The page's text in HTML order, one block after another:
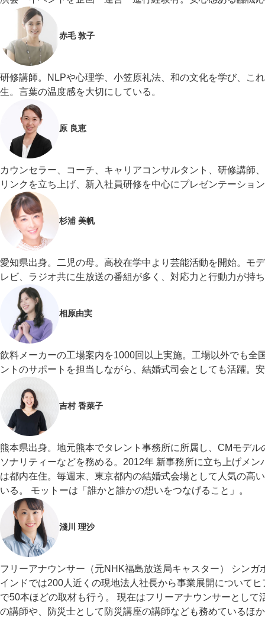
赤毛 敦子
研修講師。NLPや心理学、小笠原礼法、和の文化を学び、こ
生。言葉の温度感を大切にしている。
原 良恵
カウンセラー、コーチ、キャリアコンサルタント、研修講師
リンクを立ち上げ、新入社員研修を中心にプレゼンテーショ
杉浦 美帆
愛知県出身。二児の母。高校在学中より芸能活動を開始。モ
レビ、ラジオ共に生放送の番組が多く、対応力と行動力が持
相原由実
飲料メーカーの工場案内を1000回以上実施。工場以外でも
ントのサポートを担当しながら、結婚式司会としても活躍。
吉村 香菜子
熊本県出身。地元熊本でタレント事務所に所属し、CMモデ
ソナリティーなどを務める。2012年 新事務所に立ち上げメ
は都内在住。毎週末、東京都内の結婚式会場として人気の高
いる。 モットーは「誰かと誰かの想いをつなげること」。
淺川 理沙
フリーアナウンサー（元NHK福島放送局キャスター） シン
インドでは200人近くの現地法人社長から事業展開について
で50本ほどの取材も行う。 現在はフリーアナウンサーとし
の講師や、防災士として防災講座の講師なども務めているほ